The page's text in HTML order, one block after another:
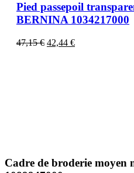
Pied passepoil
BERNINA 1034217000
47,15€ 42,44 €
Cadre de broderie moyen